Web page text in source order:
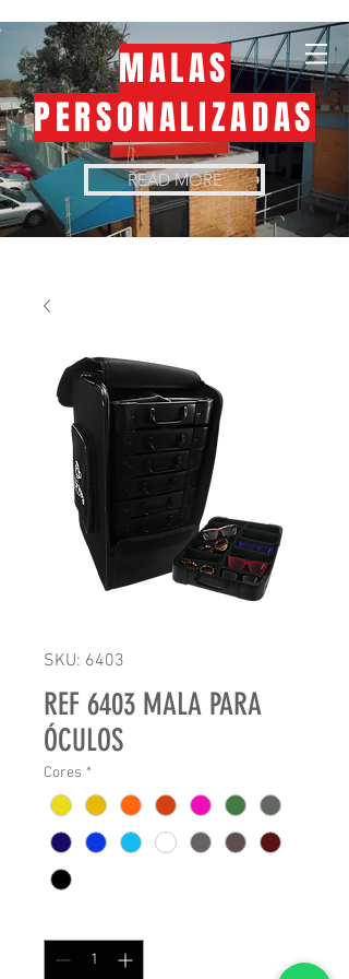
MALAS
PERSONALIZADAS
READ MORE
SKU: 6403
REF 6403 MALA PARA
ÓCULOS
Cores *